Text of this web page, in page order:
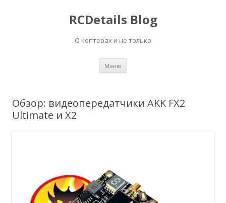
RCDetails Blog
О коптерах и не только
Меню
Обзор: видеопередатчики AKK FX2
Ultimate и X2